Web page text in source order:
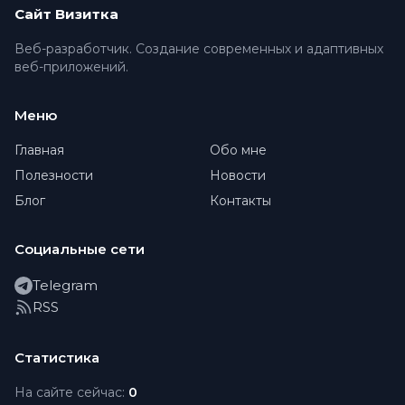
Сайт Визитка
Веб-разработчик. Создание современных и адаптивных
веб-приложений.
Меню
Главная
Обо мне
Полезности
Новости
Блог
Контакты
Социальные сети
Telegram
RSS
Статистика
На сайте сейчас: 0